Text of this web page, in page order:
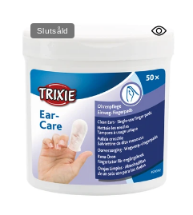
Slutsåld